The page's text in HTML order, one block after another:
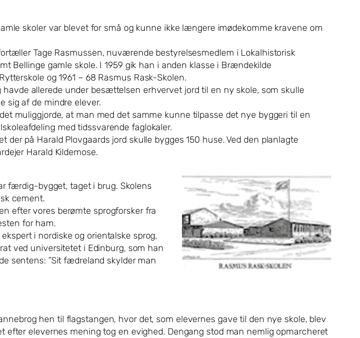
skoler var blevet for små og kunne ikke længere imødekomme kravene om
Tage Rasmussen, nuværende bestyrelsesmedlem i Lokalhistorisk
Bellinge gamle skole. I 1959 gik han i anden klasse i Brændekilde
og 1961 – 68 Rasmus Rask-Skolen.
allerede under besættelsen erhvervet jord til en ny skole, som skulle
sig af de mindre elever.
muliggjorde, at man med det samme kunne tilpasse det nye byggeri til en
med tidssvarende faglokaler.
på Harald Plovgaards jord skulle bygges 150 huse. Ved den planlagte
Harald Kildemose.
færdig-bygget, taget i brug. Skolens
cement.
efter vores berømte sprogforsker fra
for ham.
i nordiske og orientalske sprog,
ved universitetet i Edinburg, som han
sentens: ”Sit fædreland skylder man
hen til flagstangen, hvor det, som elevernes gave til den nye skole, blev
efter elevernes mening tog en evighed. Dengang stod man nemlig opmarcheret